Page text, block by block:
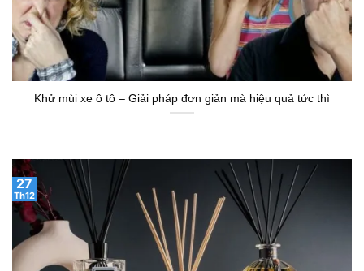
Khử mùi xe ô tô – Giải pháp đơn giản mà hiệu quả tức thì
27
Th12